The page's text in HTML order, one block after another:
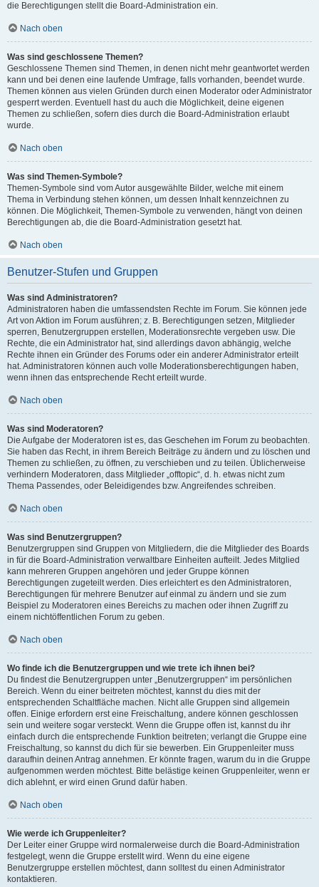
die Berechtigungen stellt die Board-Administration ein.
Nach oben
Was sind geschlossene Themen?
Geschlossene Themen sind Themen, in denen nicht mehr geantwortet werden
kann und bei denen eine laufende Umfrage, falls vorhanden, beendet wurde.
Themen können aus vielen Gründen durch einen Moderator oder Administrator
gesperrt werden. Eventuell hast du auch die Möglichkeit, deine eigenen
Themen zu schließen, sofern dies durch die Board-Administration erlaubt
wurde.
Nach oben
Was sind Themen-Symbole?
Themen-Symbole sind vom Autor ausgewählte Bilder, welche mit einem
Thema in Verbindung stehen können, um dessen Inhalt kennzeichnen zu
können. Die Möglichkeit, Themen-Symbole zu verwenden, hängt von deinen
Berechtigungen ab, die die Board-Administration gesetzt hat.
Nach oben
Benutzer-Stufen und Gruppen
Was sind Administratoren?
Administratoren haben die umfassendsten Rechte im Forum. Sie können jede
Art von Aktion im Forum ausführen; z. B. Berechtigungen setzen, Mitglieder
sperren, Benutzergruppen erstellen, Moderationsrechte vergeben usw. Die
Rechte, die ein Administrator hat, sind allerdings davon abhängig, welche
Rechte ihnen ein Gründer des Forums oder ein anderer Administrator erteilt
hat. Administratoren können auch volle Moderationsberechtigungen haben,
wenn ihnen das entsprechende Recht erteilt wurde.
Nach oben
Was sind Moderatoren?
Die Aufgabe der Moderatoren ist es, das Geschehen im Forum zu beobachten.
Sie haben das Recht, in ihrem Bereich Beiträge zu ändern und zu löschen und
Themen zu schließen, zu öffnen, zu verschieben und zu teilen. Üblicherweise
verhindern Moderatoren, dass Mitglieder „offtopic“, d. h. etwas nicht zum
Thema Passendes, oder Beleidigendes bzw. Angreifendes schreiben.
Nach oben
Was sind Benutzergruppen?
Benutzergruppen sind Gruppen von Mitgliedern, die die Mitglieder des Boards
in für die Board-Administration verwaltbare Einheiten aufteilt. Jedes Mitglied
kann mehreren Gruppen angehören und jeder Gruppe können
Berechtigungen zugeteilt werden. Dies erleichtert es den Administratoren,
Berechtigungen für mehrere Benutzer auf einmal zu ändern und sie zum
Beispiel zu Moderatoren eines Bereichs zu machen oder ihnen Zugriff zu
einem nichtöffentlichen Forum zu geben.
Nach oben
Wo finde ich die Benutzergruppen und wie trete ich ihnen bei?
Du findest die Benutzergruppen unter „Benutzergruppen“ im persönlichen
Bereich. Wenn du einer beitreten möchtest, kannst du dies mit der
entsprechenden Schaltfläche machen. Nicht alle Gruppen sind allgemein
offen. Einige erfordern erst eine Freischaltung, andere können geschlossen
sein und weitere sogar versteckt. Wenn die Gruppe offen ist, kannst du ihr
einfach durch die entsprechende Funktion beitreten; verlangt die Gruppe eine
Freischaltung, so kannst du dich für sie bewerben. Ein Gruppenleiter muss
daraufhin deinen Antrag annehmen. Er könnte fragen, warum du in die Gruppe
aufgenommen werden möchtest. Bitte belästige keinen Gruppenleiter, wenn er
dich ablehnt, er wird einen Grund dafür haben.
Nach oben
Wie werde ich Gruppenleiter?
Der Leiter einer Gruppe wird normalerweise durch die Board-Administration
festgelegt, wenn die Gruppe erstellt wird. Wenn du eine eigene
Benutzergruppe erstellen möchtest, dann solltest du einen Administrator
kontaktieren.